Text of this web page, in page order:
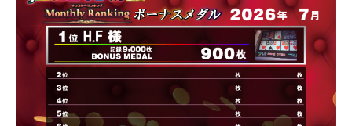
8/6～
名探偵プリキュア！ ぬいぐるみちゃーむ
vol.1
8/7～
お文具といっしょ おでかけマスコットキ
8/7～
こびとづかん トイカメラ